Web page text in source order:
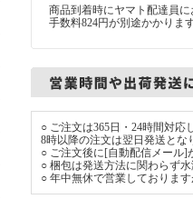
商品到着時にヤマト配達員
手数料824円が別途かかりま
○ ご注文は365日・24時間対
8時以降の注文は翌日発送とな
○ ご注文後に[自動配信メール
○ 梱包は発送方法に関わらず
○ 年中無休で営業しておりま